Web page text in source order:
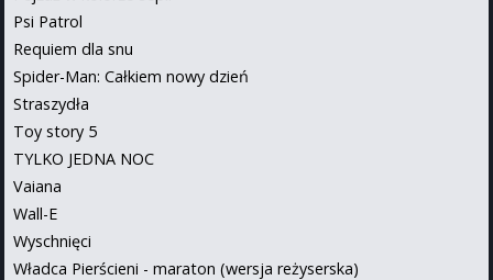
Psi Patrol
Requiem dla snu
Spider-Man: Całkiem nowy dzień
Straszydła
Toy story 5
TYLKO JEDNA NOC
Vaiana
Wall-E
Wyschnięci
Władca Pierścieni - maraton (wersja reżyserska)